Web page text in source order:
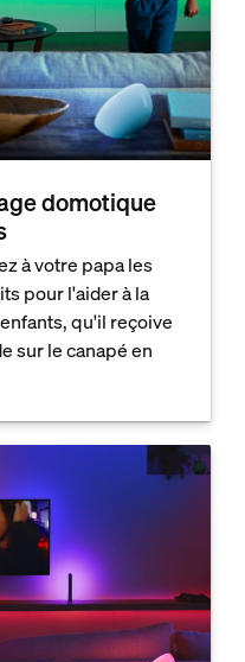
domotique
à votre papa les
pour l'aider à la
qu'il reçoive
sur le canapé en